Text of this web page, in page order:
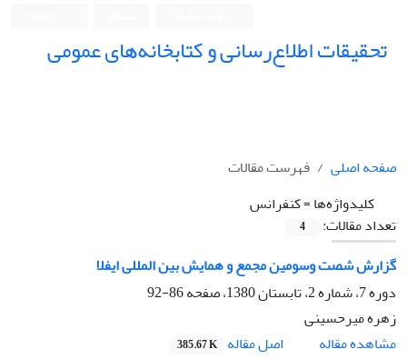
تحقیقات اطلاع‌رسانی و کتابخانه‌های عمومی
صفحه اصلی
فهرست مقالات
کلیدواژه‌ها =کنفرانس
تعداد مقالات:
4
گزارش شصت وسومین مجمع و همایش بین المللی ایفلا
دوره 7، شماره 2، تابستان 1380، صفحه
86-92
زهره میرحسینی
مشاهده مقاله
اصل مقاله 385.67 K